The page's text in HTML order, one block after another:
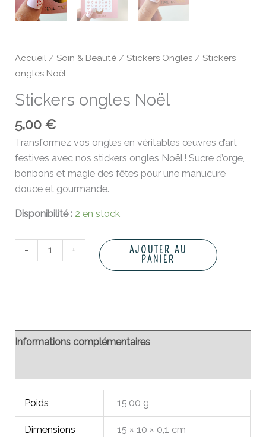
Accueil /Soin & Beauté /Stickers Ongles / Stickers
ongles Noël
Stickers ongles Noël
5,00€
Transformez vos ongles en véritables œuvres d’art
festives avec nos stickers ongles Noël ! Sucre d’orge,
bonbons et magie des fêtes pour une manucure
douce et gourmande.
Disponibilité : 2 en stock
- +
AJOUTER AU
PANIER
Informations complémentaires
Poids 15,00 g
Dimensions 15 × 10 × 0,1 cm